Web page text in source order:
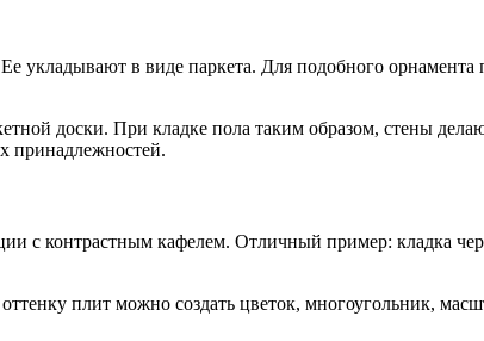
в виде паркета. Для подобного орнамента
доски. При кладке пола таким образом, стены
принадлежностей.
с контрастным кафелем. Отличный пример: кладка
плит можно создать цветок, многоугольник,